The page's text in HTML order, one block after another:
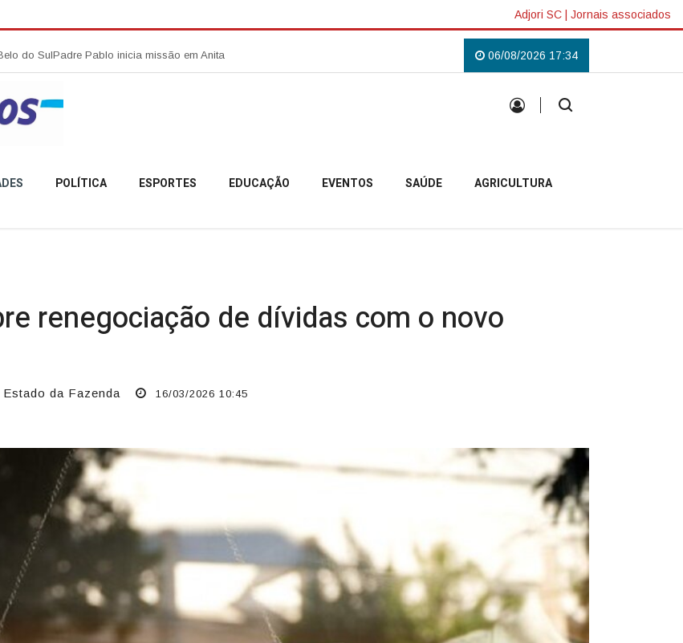
Adjori SC | Jornais associados
Pablo inicia missão em Anita Garibaldi e destaca acolhimento, fé e compromisso com a comunidadeDefesa Civil de SC monitora
06/08/2026 17:34
POLÍTICA ESPORTES EDUCAÇÃO EVENTOS SAÚDE AGRICULTURA
renegociação de dívidas com o novo
da Fazenda 16/03/2026 10:45